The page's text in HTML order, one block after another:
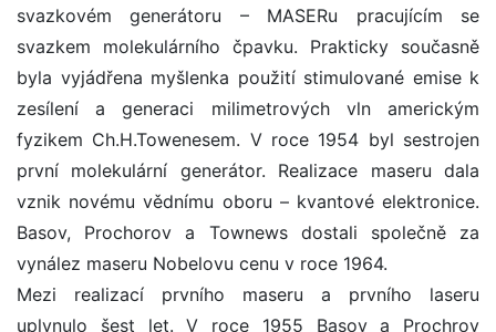
svazkovém generátoru – MASERu pracujícím se
svazkem molekulárního čpavku. Prakticky současně
byla vyjádřena myšlenka použití stimulované emise k
zesílení a generaci milimetrových vln americkým
fyzikem Ch.H.Towenesem. V roce 1954 byl sestrojen
první molekulární generátor. Realizace maseru dala
vznik novému vědnímu oboru – kvantové elektronice.
Basov, Prochorov a Townews dostali společně za
vynález maseru Nobelovu cenu v roce 1964.
Mezi realizací prvního maseru a prvního laseru
uplynulo šest let. V roce 1955 Basov a Prochrov